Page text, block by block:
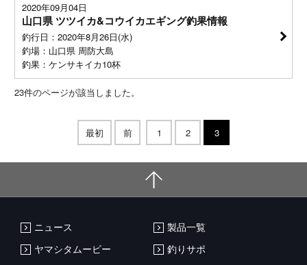
2020年09月04日
山口県 ツツイカ&コウイカエギング釣果情報
釣行日：2020年8月26日(水)
釣場：山口県 周防大島
釣果：ケンサキイカ10杯
23件のページが該当しました。
最初 前 1 2 3
ニュース
製品一覧
ヤマシタムービー
釣りサポ